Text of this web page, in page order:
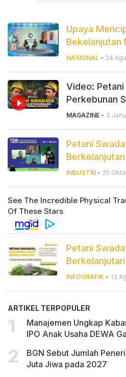
Upaya
Bekelanjutan
NASIONAL • 24
Video:
Perkebunan
MAGAZINE • 3
Petani
INDUSTRI • 25
Petani
Berkelanjutan
INFOGRAFIK • 13
ARTIKEL TERPOPULER
Manajemen Ungkap
IPO Anak Usaha DEWA
BGN Sebut Jumlah
Juta Jiwa pada 2027